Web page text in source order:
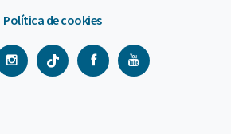
Política de cookies